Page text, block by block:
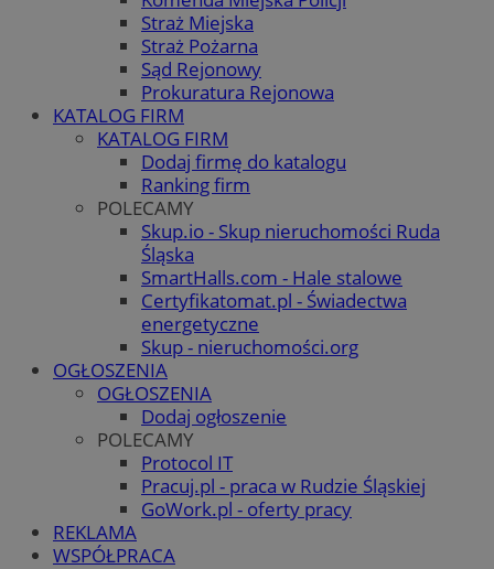
Straż Miejska
Straż Pożarna
Sąd Rejonowy
Prokuratura Rejonowa
KATALOG FIRM
KATALOG FIRM
Dodaj firmę do katalogu
Ranking firm
POLECAMY
Skup.io - Skup nieruchomości Ruda
Śląska
SmartHalls.com - Hale stalowe
Certyfikatomat.pl - Świadectwa
energetyczne
Skup - nieruchomości.org
OGŁOSZENIA
OGŁOSZENIA
Dodaj ogłoszenie
POLECAMY
Protocol IT
Pracuj.pl - praca w Rudzie Śląskiej
GoWork.pl - oferty pracy
REKLAMA
WSPÓŁPRACA